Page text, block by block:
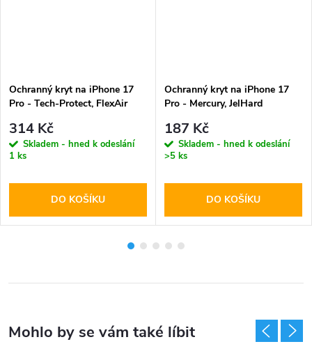
Ochranný kryt na iPhone 17
Pro - Tech-Protect, FlexAir
314 Kč
Skladem - hned k odeslání
1 ks
DO KOŠÍKU
Ochranný kryt na iPhone 17
Pro - Mercury, JelHard
187 Kč
Skladem - hned k odeslání
>5 ks
DO KOŠÍKU